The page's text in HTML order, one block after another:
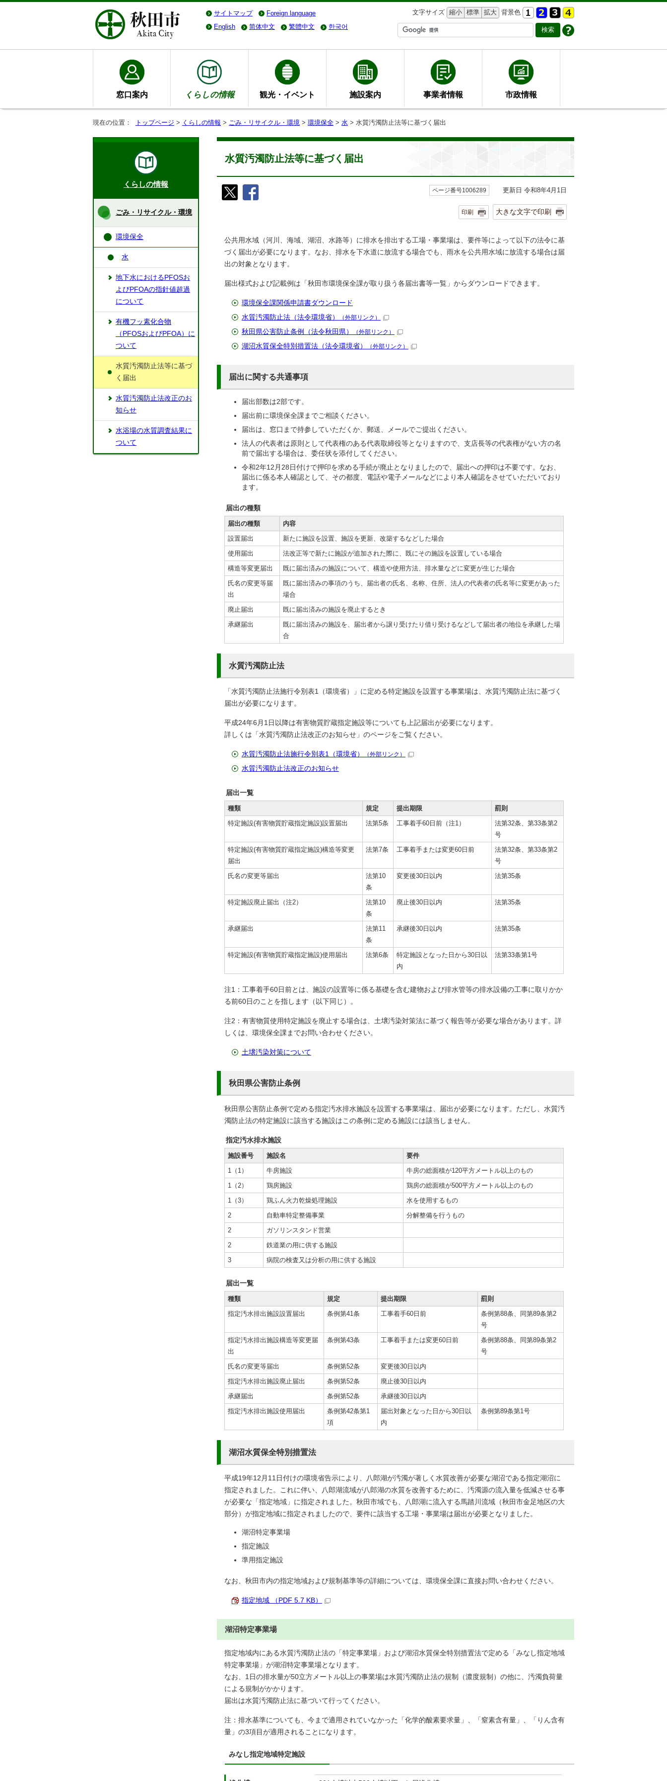
サイトマップ Foreign language 文字サイズ 縮小 標準 拡大 背景色
English
简体中文 繁體中文 한국어
窓口案内 くらしの情報 観光・イベント 施設案内 事業者情報 市政情報
現在の位置： トップページ > くらしの情報 > ごみ・リサイクル・環境 > 環境保全 > 水 > 水質汚濁防止法等に基づく届出
水質汚濁防止法等に基づく届出
ページ番号1006289 更新日 令和8年4月1日
印刷 大きな文字で印刷
公共用水域（河川、海域、湖沼、水路等）に排水を排出する工場・事業場は、要件等によって以下の法令に基
づく届出が必要になります。なお、排水を下水道に放流する場合でも、雨水を公共用水域に放流する場合は届
出の対象となります。
届出様式および記載例は「秋田市環境保全課が取り扱う各届出書等一覧」からダウンロードできます。
環境保全課関係申請書ダウンロード
水質汚濁防止法（法令環境省）
（外部リンク）
秋田県公害防止条例（法令秋田県） （外部リンク）
湖沼水質保全特別措置法（法令環境省） （外部リンク）
届出に関する共通事項
届出部数は2部です。
届出前に環境保全課までご相談ください。
届出は、窓口まで持参していただくか、郵送、メールでご提出ください。
法人の代表者は原則として代表権のある代表取締役等となりますので、支店長等の代表権がない方の名
前で届出する場合は、委任状を添付してください。
令和2年12月28日付けで押印を求める手続が廃止となりましたので、届出への押印は不要です。なお、
届出に係る本人確認として、その都度、電話や電子メールなどにより本人確認をさせていただいており
ます。
届出の種類
届出の種類
内容
設置届出
新たに施設を設置、施設を更新、改築するなどした場合
使用届出
法改正等で新たに施設が追加された際に、既にその施設を設置している場合
構造等変更届出
既に届出済みの施設について、構造や使用方法、排水量などに変更が生じた場合
氏名の変更等届
出
既に届出済みの事項のうち、届出者の氏名、名称、住所、法人の代表者の氏名等に変更があった
場合
廃止届出
既に届出済みの施設を廃止するとき
承継届出
既に届出済みの施設を、届出者から譲り受けたり借り受けるなどして届出者の地位を承継した場
合
水質汚濁防止法
「水質汚濁防止法施行令別表1（環境省）」に定める特定施設を設置する事業場は、水質汚濁防止法に基づく
届出が必要になります。
平成24年6月1日以降は有害物質貯蔵指定施設等についても上記届出が必要になります。
詳しくは「水質汚濁防止法改正のお知らせ」のページをご覧ください。
水質汚濁防止法施行令別表1（環境省） （外部リンク）
水質汚濁防止法改正のお知らせ
届出一覧
種類 規定 提出期限
罰則
特定施設(有害物質貯蔵指定施設)設置届出
法第5条 工事着手60日前（注1）
法第32条、第33条第2
号
特定施設(有害物質貯蔵指定施設)構造等変更
届出
法第7条 工事着手または変更60日前
法第32条、第33条第2
号
氏名の変更等届出
法第10
条
変更後30日以内 法第35条
特定施設廃止届出（注2）
法第10
条
廃止後30日以内 法第35条
承継届出
法第11
条
承継後30日以内 法第35条
特定施設(有害物質貯蔵指定施設)使用届出 法第6条
特定施設となった日から30日以
内
法第33条第1号
注1：工事着手60日前とは、施設の設置等に係る基礎を含む建物および排水管等の排水設備の工事に取りかか
る前60日のことを指します（以下同じ）。
注2：有害物質使用特定施設を廃止する場合は、土壌汚染対策法に基づく報告等が必要な場合があります。詳
しくは、環境保全課までお問い合わせください。
土壌汚染対策について
秋田県公害防止条例
秋田県公害防止条例で定める指定汚水排水施設を設置する事業場は、届出が必要になります。ただし、水質汚
濁防止法の特定施設に該当する施設はこの条例に定める施設には該当しません。
指定汚水排水施設
施設番号 施設名
要件
1（1）
牛房施設
牛房の総面積が120平方メートル以上のもの
1（2）
鶏房施設
鶏房の総面積が500平方メートル以上のもの
1（3）
鶏ふん火力乾燥処理施設
水を使用するもの
2
自動車特定整備事業
分解整備を行うもの
2
ガソリンスタンド営業
2
鉄道業の用に供する施設
3
病院の検査又は分析の用に供する施設
届出一覧
種類 規定 提出期限
罰則
指定汚水排出施設設置届出
条例第41条 工事着手60日前
条例第88条、同第89条第2
号
指定汚水排出施設構造等変更届
出
条例第43条 工事着手または変更60日前
条例第88条、同第89条第2
号
氏名の変更等届出
条例第52条
変更後30日以内
指定汚水排出施設廃止届出
条例第52条
廃止後30日以内
承継届出
条例第52条
承継後30日以内
指定汚水排出施設使用届出
条例第42条第1
項
届出対象となった日から30日以
内
条例第89条第1号
湖沼水質保全特別措置法
平成19年12月11日付けの環境省告示により、八郎湖が汚濁が著しく水質改善が必要な湖沼である指定湖沼に
指定されました。これに伴い、八郎湖流域が八郎湖の水質を改善するために、汚濁源の流入量を低減させる事
が必要な「指定地域」に指定されました。秋田市域でも、八郎湖に流入する馬踏川流域（秋田市金足地区の大
部分）が指定地域に指定されましたので、要件に該当する工場・事業場は届出が必要となりました。
湖沼特定事業場
指定施設
準用指定施設
なお、秋田市内の指定地域および規制基準等の詳細については、環境保全課に直接お問い合わせください。
指定地域 （PDF 5.7 KB）
湖沼特定事業場
指定地域内にある水質汚濁防止法の「特定事業場」および湖沼水質保全特別措置法で定める「みなし指定地域
特定事業場」が湖沼特定事業場となります。
なお、1日の排水量が50立方メートル以上の事業場は水質汚濁防止法の規制（濃度規制）の他に、汚濁負荷量
による規制がかかります。
届出は水質汚濁防止法に基づいて行ってください。
注：排水基準についても、今まで適用されていなかった「化学的酸素要求量」、「窒素含有量」、「りん含有
量」の3項目が適用されることになります。
みなし指定地域特定施設
くらしの情報
ごみ・リサイクル・環境
環境保全
水
地下水におけるPFOSお
よびPFOAの指針値超過
について
有機フッ素化合物
（PFOSおよびPFOA）に
ついて
水質汚濁防止法等に基づ
く届出
水質汚濁防止法改正のお
知らせ
水浴場の水質調査結果に
ついて